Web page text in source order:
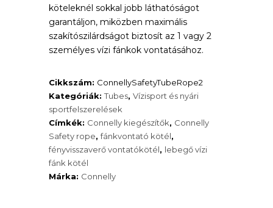
köteleknél sokkal jobb láthatóságot
garantáljon, miközben maximális
szakítószilárdságot biztosít az 1 vagy 2
személyes vízi fánkok vontatásához.
Cikkszám: ConnellySafetyTubeRope2
Kategóriák:Tubes, Vízisport és nyári
sportfelszerelések
Címkék: Connelly kiegészítők, Connelly
Safety rope,fánkvontató kötél,
fényvisszaverő vontatókötél, lebegő vízi
fánk kötél
Márka: Connelly